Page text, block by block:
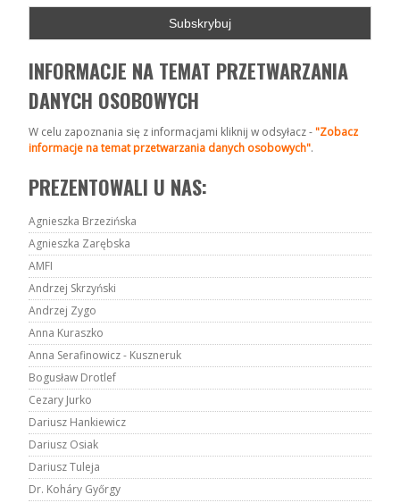
INFORMACJE NA TEMAT PRZETWARZANIA
DANYCH OSOBOWYCH
W celu zapoznania się z informacjami kliknij w odsyłacz -"Zobacz
informacje na temat przetwarzania danych osobowych".
PREZENTOWALI U NAS:
Agnieszka Brzezińska
Agnieszka Zarębska
AMFI
Andrzej Skrzyński
Andrzej Zygo
Anna Kuraszko
Anna Serafinowicz - Kuszneruk
Bogusław Drotlef
Cezary Jurko
Dariusz Hankiewicz
Dariusz Osiak
Dariusz Tuleja
Dr. Koháry Győrgy